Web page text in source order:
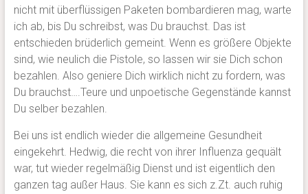
nicht mit überflüssigen Paketen bombardieren mag, warte
ich ab, bis Du schreibst, was Du brauchst. Das ist
entschieden brüderlich gemeint. Wenn es größere Objekte
sind, wie neulich die Pistole, so lassen wir sie Dich schon
bezahlen. Also geniere Dich wirklich nicht zu fordern, was
Du brauchst….Teure und unpoetische Gegenstände kannst
Du selber bezahlen.
Bei uns ist endlich wieder die allgemeine Gesundheit
eingekehrt. Hedwig, die recht von ihrer Influenza gequält
war, tut wieder regelmäßig Dienst und ist eigentlich den
ganzen tag außer Haus. Sie kann es sich z.Zt. auch ruhig